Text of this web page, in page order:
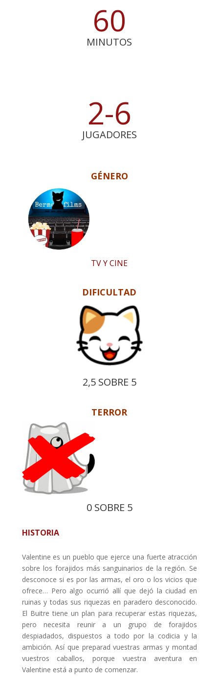
60
MINUTOS
2-6
JUGADORES
GÉNERO
TV Y CINE
DIFICULTAD
2,5 SOBRE 5
TERROR
0 SOBRE 5
HISTORIA
Valentine es un pueblo que ejerce una fuerte atracción
sobre los forajidos más sanguinarios de la región. Se
desconoce si es por las armas, el oro o los vicios que
ofrece… Pero algo ocurrió allí que dejó la ciudad en
ruinas y todas sus riquezas en paradero desconocido.
El Buitre tiene un plan para recuperar estas riquezas,
pero necesita reunir a un grupo de forajidos
despiadados, dispuestos a todo por la codicia y la
ambición. Así que preparad vuestras armas y montad
vuestros caballos, porque vuestra aventura en
Valentine está a punto de comenzar.